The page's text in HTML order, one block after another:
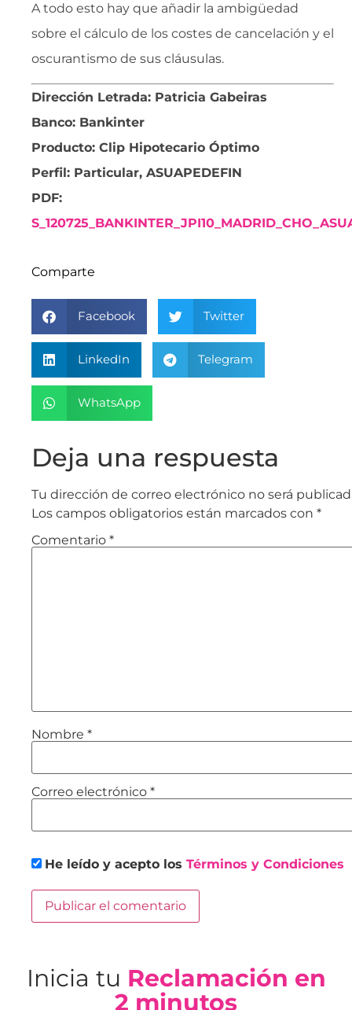
A todo esto hay que añadir la ambigüedad
sobre el cálculo de los costes de cancelación y el
oscurantismo de sus cláusulas.
Dirección Letrada: Patricia Gabeiras
Banco: Bankinter
Producto: Clip Hipotecario Óptimo
Perfil: Particular, ASUAPEDEFIN
PDF:
Comparte
Facebook Twitter
LinkedIn Telegram
WhatsApp
Deja una respuesta
Tu dirección de correo electrónico no será
Los campos obligatorios están marcados con *
Comentario *
Nombre *
Correo electrónico *
He leído y acepto los Términos y Condiciones
Inicia tu Reclamación en
2 minutos